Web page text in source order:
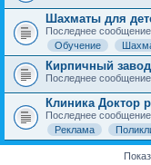
Шахматы для
Последнее сообщение
Обучение
Кирпичный завод
Последнее сообщение
Клиника Доктор
Последнее сообщение
Реклама